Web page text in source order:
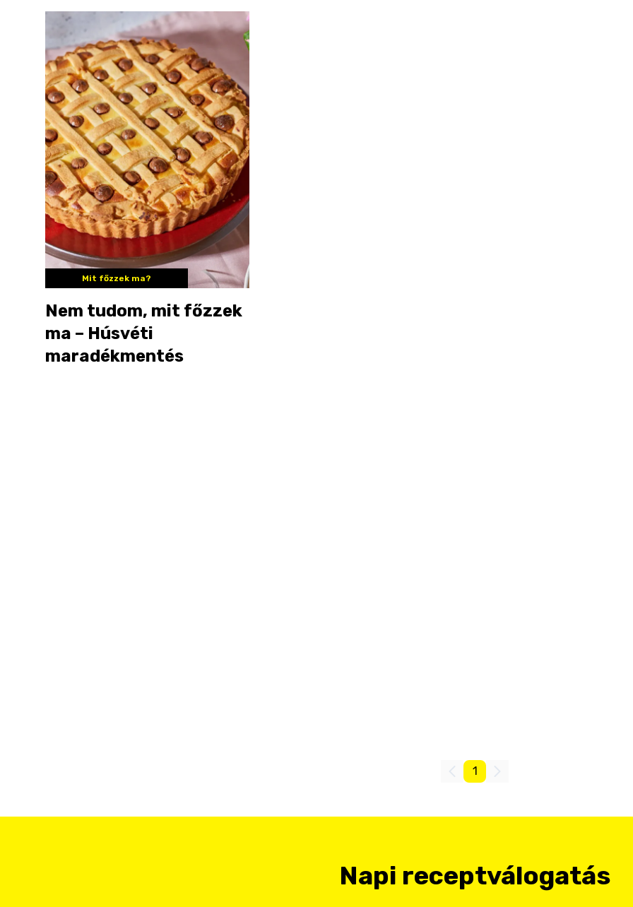
Mit főzzek ma?
Nem tudom, mit főzzek
ma – Húsvéti
maradékmentés
1
Napi receptválogatás